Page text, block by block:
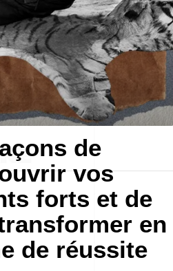
de
vos
forts et de
en
de réussite